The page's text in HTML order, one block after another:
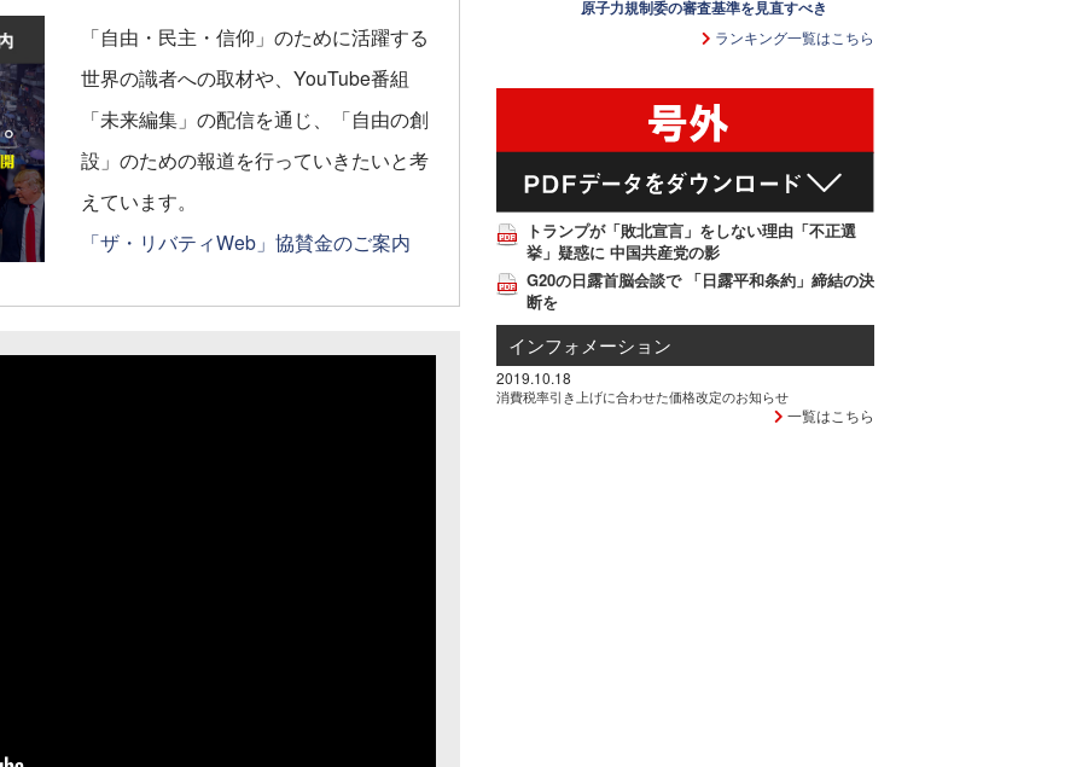
「自由・民主・信仰」のために活躍する
世界の識者への取材や、YouTube番組
「未来編集」の配信を通じ、「自由の創
設」のための報道を行っていきたいと考
えています。
「ザ・リバティWeb」協賛金のご案内
原子力規制委の審査基準を見直すべき
ランキング一覧はこちら
トランプが「敗北宣言」をしない理由「不正選
挙」疑惑に 中国共産党の影
G20の日露首脳会談で 「日露平和条約」締結の決
断を
インフォメーション
2019.10.18
消費税率引き上げに合わせた価格改定のお知らせ
一覧はこちら